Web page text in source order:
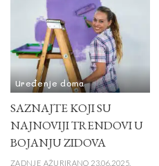
Uređenje doma
SAZNAJTE KOJI SU
NAJNOVIJI TRENDOVI U
BOJANJU ZIDOVA
ZADNJE AŽURIRANO 23.06.2025.